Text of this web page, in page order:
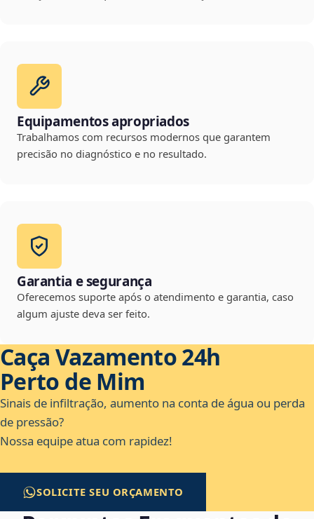
Equipamentos apropriados
Trabalhamos com recursos modernos que garantem
precisão no diagnóstico e no resultado.
Garantia e segurança
Oferecemos suporte após o atendimento e garantia, caso
algum ajuste deva ser feito.
Caça Vazamento 24h
Perto de Mim
Sinais de infiltração, aumento na conta de água ou perda
de pressão?
Nossa equipe atua com rapidez!
SOLICITE SEU ORÇAMENTO